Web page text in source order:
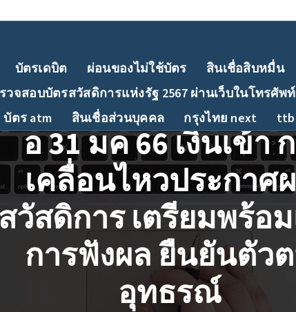
บัตรเดบิต ผ่อนของไม่ใช้บัตร สินเชื่อสิบหมื่น
วจสอบบัตรสวัสดิการแห่งรัฐ 2567 ผ่านเว็บในโทรศัพท์
บัตร atm สินเชื่อส่วนบุคคล กรุงไทย next ttb
อ 31 มค 66 เงินเข้า
เคลื่อนไหวประกาศ
สวัสดิการ เตรียมพร้อ
การฟังผล ยืนยันตัว
อุทธรณ์